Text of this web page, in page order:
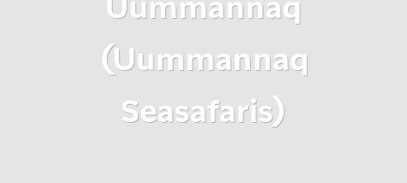
Uummannaq
(Uummannaq
Seasafaris)